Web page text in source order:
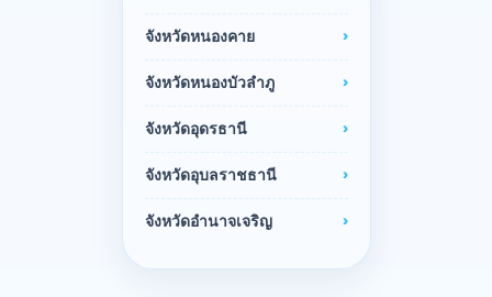
จังหวัดหนองคาย
จังหวัดหนองบัวลำภู
จังหวัดอุดรธานี
จังหวัดอุบลราชธานี
จังหวัดอำนาจเจริญ